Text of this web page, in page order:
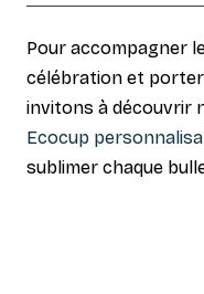
Pour accompagner
célébration et
invitons à découvrir
Ecocup
sublimer chaque